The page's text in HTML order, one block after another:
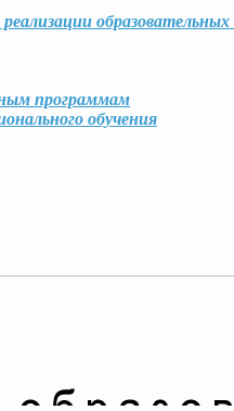
программам
обучения